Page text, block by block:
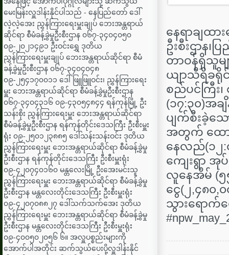
မေးမြန်းလှူဒါန်းနိုင်ပါသည် - နေပြည်တော် ဒေါ်
လဲ့လဲ့အေး ညွှန်ကြားရေးမှူးချုပ် ‌ဘေးအန္တရာယ်
ဆိုင်ရာ စီမံခန့်ခွဲမှုဦးစီးဌာန ၀၆၇-၃၄၀၄၀၅၀
၀၉-၂၀၂၁၄၉၁ ဦးဝင်းရွှေ ဒုတိယ
ညွှန်ကြားရေးမှူးချုပ် ‌ဘေးအန္တရာယ်ဆိုင်ရာ စီမံ
ခန့်ခွဲမှုဦးစီးဌာန ၀၆၇-၃၄၀၄၀၄၈
၀၉-၂၅၄၁၇၀၀၁၁ ဒေါ်ဖြူဖြူဝင်း၊ ညွှန်ကြားရေး
မှူး ‌ဘေးအန္တရာယ်ဆိုင်ရာ စီမံခန့်ခွဲမှုဦးစီးဌာန
၀၆၇-၃၄၀၄၃၁၆ ၀၉-၄၃၀၅၄၈၄၄ ရန်ကုန်မြို့ ဦး
သန်းစိုး ညွှန်ကြားရေးမှူး ‌ဘေးအန္တရာယ်ဆိုင်ရာ
စီမံခန့်ခွဲမှုဦးစီးဌာန ရန်ကုန်တိုင်းဒေသကြီး ဦးစီးမှူး
ရုံး ၀၉-၂၅၀၁၂၃၈၈၅ ဒေါ်သန်းသန်းဝင်း ဒုတိယ
ညွှန်ကြားရေးမှူး ‌ဘေးအန္တရာယ်ဆိုင်ရာ စီမံခန့်ခွဲမှု
ဦးစီးဌာန ရန်ကုန်တိုင်းဒေသကြီး ဦးစီးမှူးရုံး
၀၉-၄၂၀၇၄၀၁၆၀ မန္တလေးမြို့ ဦးအေးမင်းသူ
ညွှန်ကြားရေးမှူး ‌ဘေးအန္တရာယ်ဆိုင်ရာ စီမံခန့်ခွဲမှု
ဦးစီးဌာန မန္တလေးတိုင်းဒေသကြီး ဦးစီးမှူးရုံး
၀၉-၄၂၀၇၀၈၈၂၇ ဒေါ်သက်သက်အေး ဒုတိယ
ညွှန်ကြားရေးမှူး ‌ဘေးအန္တရာယ်ဆိုင်ရာ စီမံခန့်ခွဲမှု
ဦးစီးဌာန မန္တလေးတိုင်းဒေသကြီး ဦးစီးမှူးရုံး
၀၉-၄၀၀၅၀၂၀၅၆ ၆။ အလှူပစ္စည်းများကို
အောက်ပါအတိုင်း ဆက်သွယ်ပေးပို့လှူဒါန်းနိုင်
နေရာချထာ
ဦးစီးဌာန၊
တာဝန်ရှိသူမျ
ယျာသီရိခရို
စည်ပင်ကြီး
(၁၇:၃၀)အခ
ပျက်စီးခဲ့သ
အတွက် ထောက်
နေလည်(၁၂:
ကျေးရွာ အု
လူနေအိမ် (
ငွေ(၂,၄၈၀
သွားရောက်